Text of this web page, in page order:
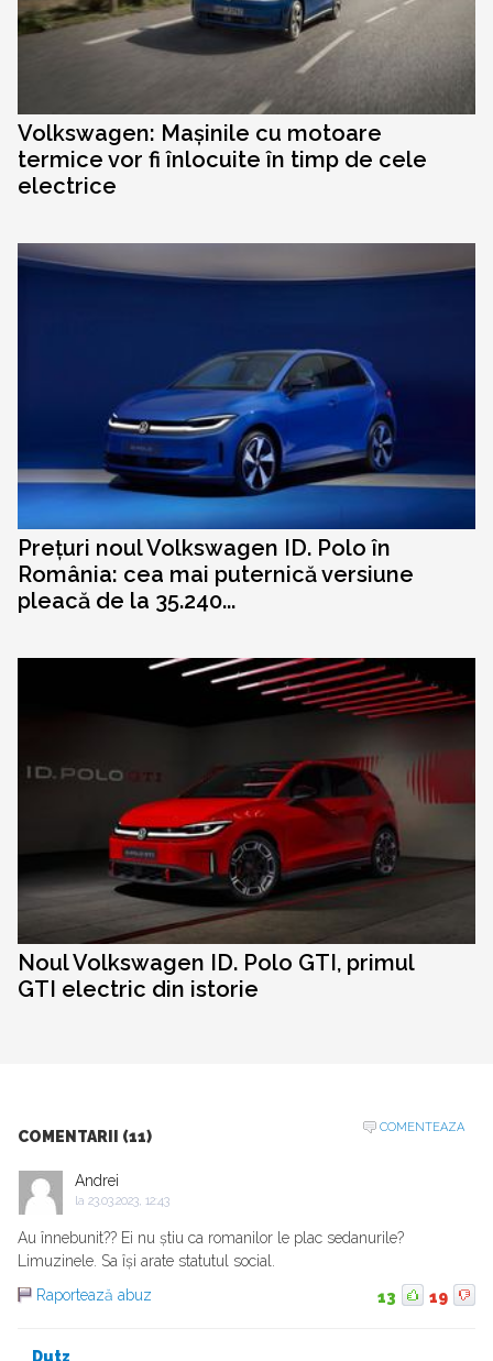
Volkswagen: Mașinile cu motoare
termice vor fi înlocuite în timp de cele
electrice
Prețuri noul Volkswagen ID. Polo în
România: cea mai puternică versiune
pleacă de la 35.240...
Noul Volkswagen ID. Polo GTI, primul
GTI electric din istorie
COMENTARII (11)
COMENTEAZA
Andrei
la 23.03.2023, 12:43
Au înnebunit?? Ei nu știu ca romanilor le plac sedanurile?
Limuzinele. Sa își arate statutul social.
Raportează abuz
13 19
Dutz